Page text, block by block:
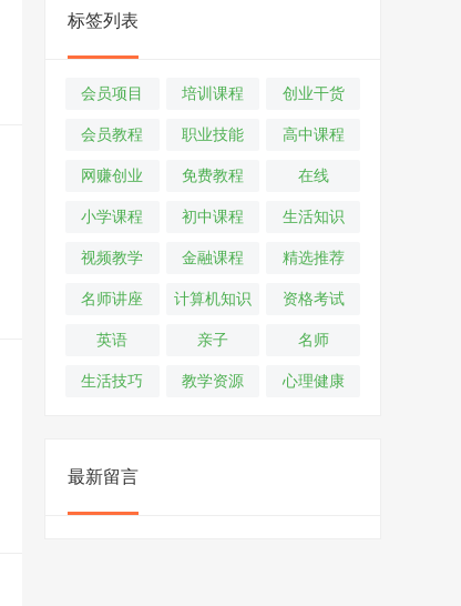
标签列表
会员项目 培训课程 创业干货
会员教程 职业技能 高中课程
网赚创业 免费教程 在线
小学课程 初中课程 生活知识
视频教学 金融课程 精选推荐
名师讲座 计算机知识 资格考试
英语 亲子 名师
生活技巧 教学资源 心理健康
最新留言